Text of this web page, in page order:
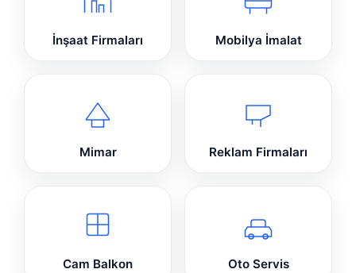
İnşaat Firmaları Mobilya İmalat
Mimar Reklam Firmaları
Cam Balkon Oto Servis